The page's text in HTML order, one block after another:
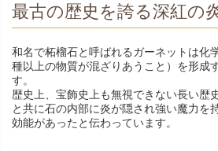
最古の歴史を誇る深紅の
和名で柘榴石と呼ばれるガーネットは化
種以上の物質が混ざりあうこと）を形成
す。
歴史上、宝飾史上も無視できない長い歴
と共に石の内部に炎が隠され強い魔力を
効能があったと伝わっています。